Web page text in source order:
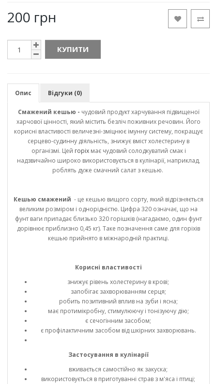
200 грн
КУПИТИ
Опис Відгуки (0)
Смажений кешью - чудовий продукт харчування підвищеної
харчової цінності, який містить безліч поживних речовин. Його
корисні властивості величезні-зміцнює імунну систему, покращує
серцево-судинну діяльність, знижує вміст холестерину в
організмі. Цей горіхмає чудовий солодкуватий смак і
надзвичайно широко використовується в кулінарії, наприклад,
роблять дуже смачний салат з кешью.
Кешью смажений - це кешью вищого сорту, який відрізняється
великим розміром і однорідністю. Цифра 320 означає, що на
фунт ваги припадає близько 320 горішків (нагадаємо, один фунт
дорівнює приблизно 0,45 кг). Таке позначення саме для горіхів
кешью прийнято в міжнародній практиці.
Корисні властивості
знижує рівень холестерину в крові;
запобігає захворюванням серця;
робить позитивний вплив на зуби і ясна;
має протимікробну, стимулюючу і тонізуючу дію;
є сечогінним засобом;
є профілактичним засобом від шкірних захворювань.
Застосування в кулінарії
вживається самостійно як закуска;
використовується в приготуванні страв з м'яса і птиці;